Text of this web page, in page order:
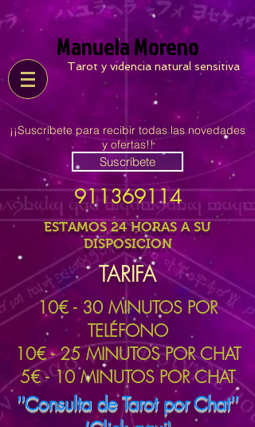
Manuela Moreno
Tarot y videncia natural sensitiva
¡¡Suscríbete para recibir todas las novedades
y ofertas!!
Suscríbete
911369114
ESTAMOS 24 HORAS A SU
DISPOSICION
TARIFA
10€ - 30 MINUTOS POR
TELÉFONO
10€ - 25 MINUTOS POR CHAT
5€ - 10 MINUTOS POR CHAT
''Consulta de Tarot por Chat''